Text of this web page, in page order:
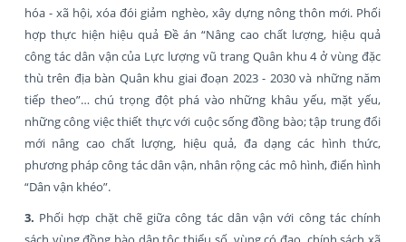
hóa - xã hội, xóa đói giảm nghèo, xây dựng nông thôn mới. Phối
hợp thực hiện hiệu quả Đề án “Nâng cao chất lượng, hiệu quả
công tác dân vận của Lực lượng vũ trang Quân khu 4 ở vùng đặc
thù trên địa bàn Quân khu giai đoạn 2023 - 2030 và những năm
tiếp theo”… chú trọng đột phá vào những khâu yếu, mặt yếu,
những công việc thiết thực với cuộc sống đồng bào; tập trung đổi
mới nâng cao chất lượng, hiệu quả, đa dạng các hình thức,
phương pháp công tác dân vận, nhân rộng các mô hình, điển hình
“Dân vận khéo”.
3. Phối hợp chặt chẽ giữa công tác dân vận với công tác chính